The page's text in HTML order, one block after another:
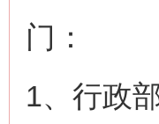
门：
1、行政